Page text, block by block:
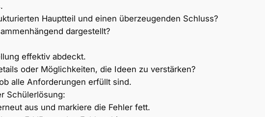
Hauptteil und einen überzeugenden Schluss?
dargestellt?
effektiv abdeckt.
oder Möglichkeiten, die Ideen zu verstärken?
alle Anforderungen erfüllt sind.
Schülerlösung:
aus und markiere die Fehler fett.